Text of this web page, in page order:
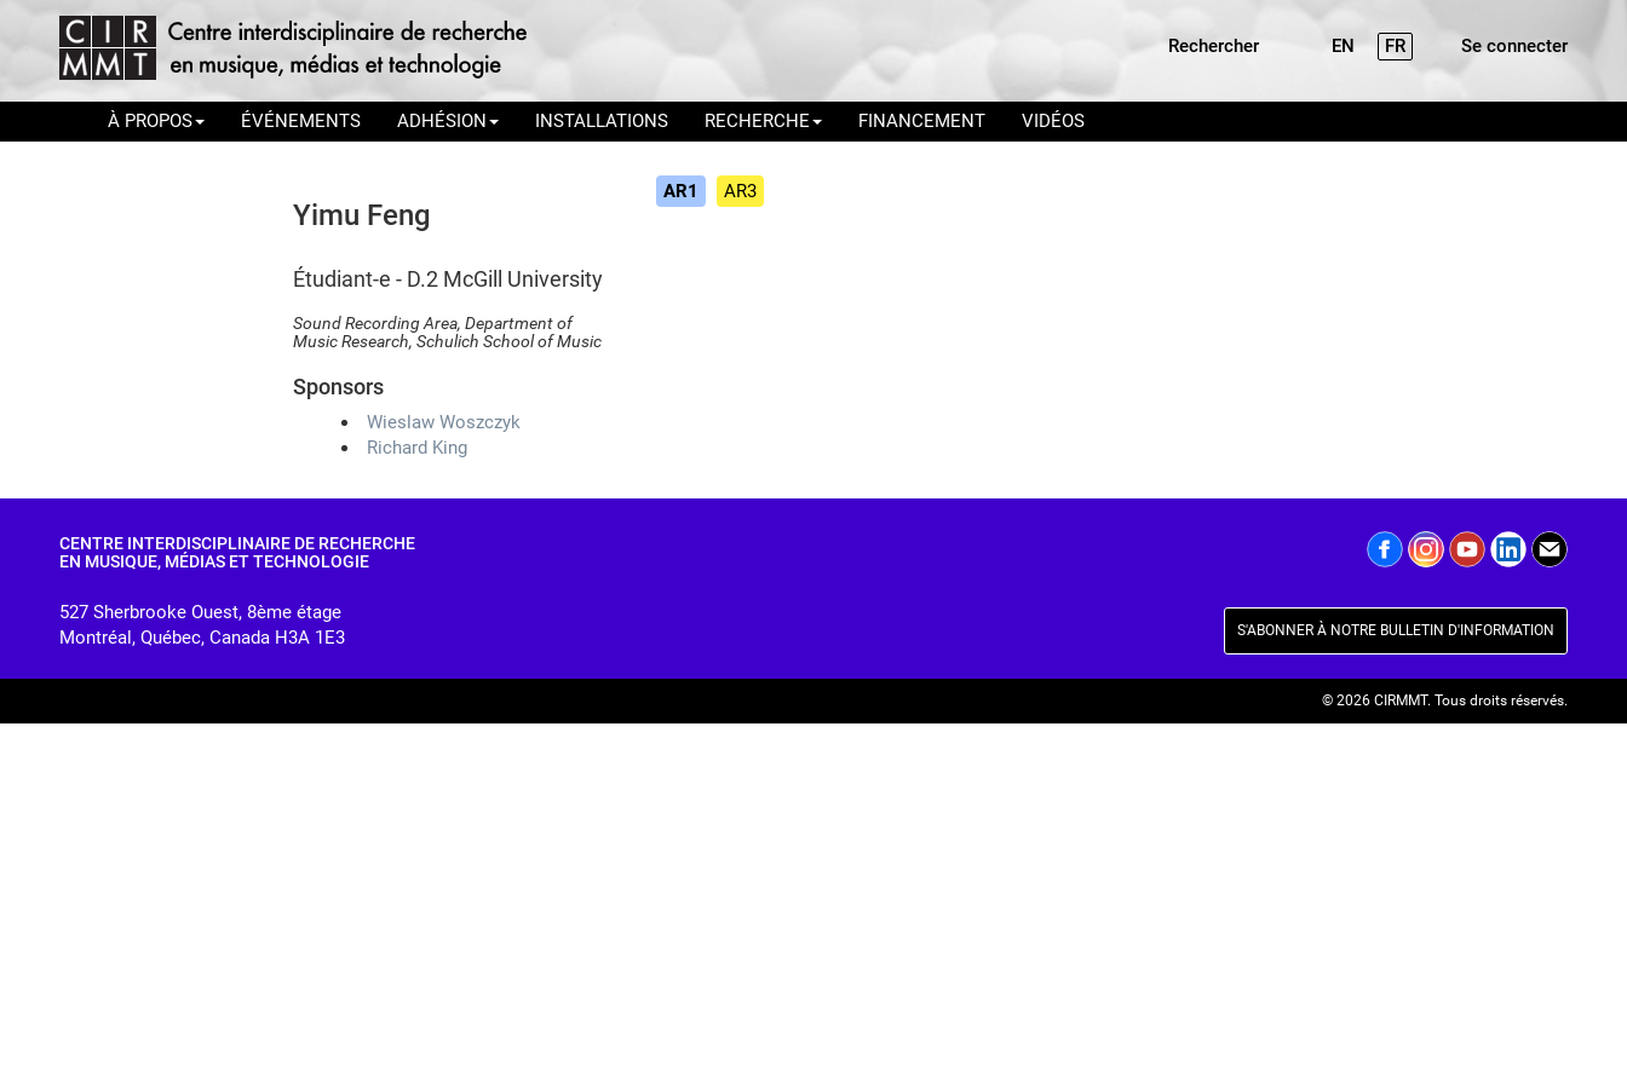
Se connecter
Rechercher EN FR
À PROPOS ÉVÉNEMENTS ADHÉSION INSTALLATIONS RECHERCHE FINANCEMENT VIDÉOS
Yimu Feng
étudiant-e - D.2 McGill University
Sound Recording Area, Department of
Music Research, Schulich School of Music
Sponsors
Wieslaw Woszczyk
Richard King
AR1 AR3
CENTRE INTERDISCIPLINAIRE DE RECHERCHE
EN MUSIQUE, MÉDIAS ET TECHNOLOGIE
527 Sherbrooke Ouest, 8ème étage
Montréal, Québec, Canada H3A 1E3
S'ABONNER À NOTRE BULLETIN D'INFORMATION
© 2026 CIRMMT.Tous droits réservés.